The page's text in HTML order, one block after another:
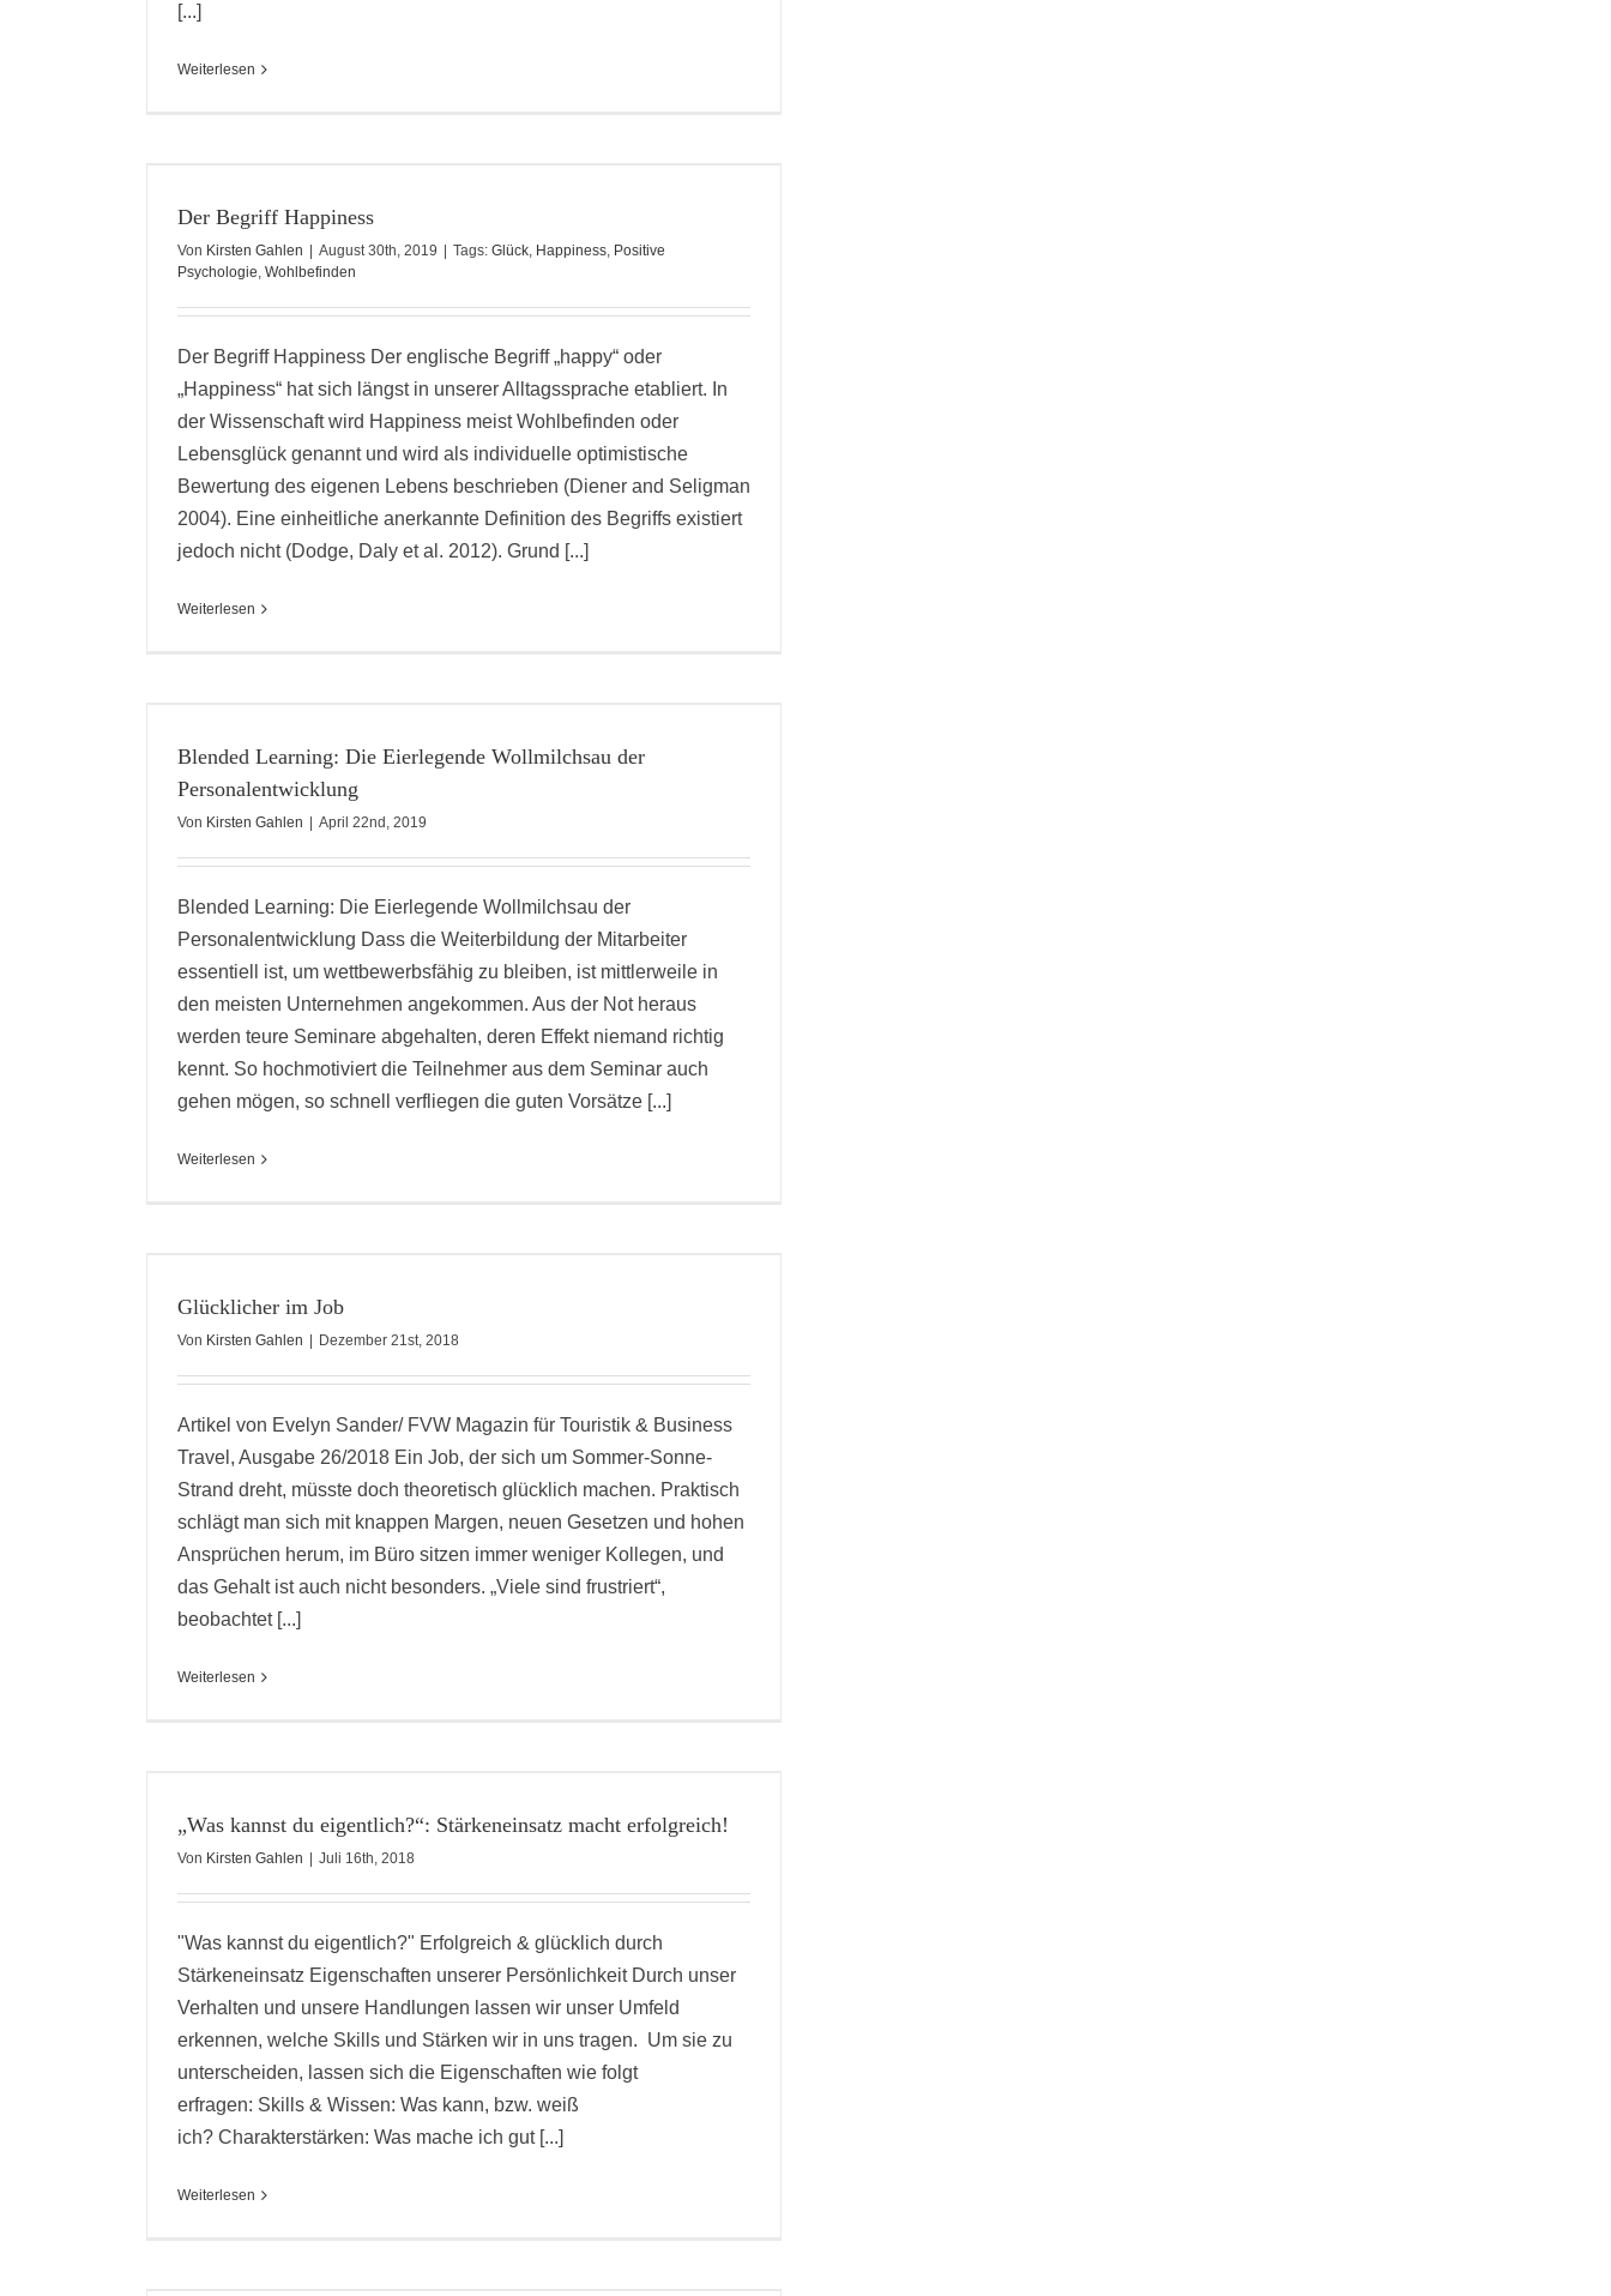
[...]
Weiterlesen
Der Begriff Happiness
Von Kirsten Gahlen August 30th, 2019 Tags: Glück, Happiness, Positive
Psychologie, Wohlbefinden
Der Begriff Happiness Der englische Begriff „happy“ oder
„Happiness“ hat sich längst in unserer Alltagssprache etabliert. In
der Wissenschaft wird Happiness meist Wohlbefinden oder
Lebensglück genannt und wird als individuelle optimistische
Bewertung des eigenen Lebens beschrieben (Diener and Seligman
2004). Eine einheitliche anerkannte Definition des Begriffs existiert
jedoch nicht (Dodge, Daly et al. 2012). Grund [...]
Weiterlesen
Blended Learning: Die Eierlegende Wollmilchsau der
Personalentwicklung
Von Kirsten Gahlen April 22nd, 2019
Blended Learning: Die Eierlegende Wollmilchsau der
Personalentwicklung Dass die Weiterbildung der Mitarbeiter
essentiell ist, um wettbewerbsfähig zu bleiben, ist mittlerweile in
den meisten Unternehmen angekommen. Aus der Not heraus
werden teure Seminare abgehalten, deren Effekt niemand richtig
kennt. So hochmotiviert die Teilnehmer aus dem Seminar auch
gehen mögen, so schnell verfliegen die guten Vorsätze [...]
Weiterlesen
Glücklicher im Job
Von Kirsten Gahlen Dezember 21st, 2018
Artikel von Evelyn Sander/ FVW Magazin für Touristik & Business
Travel, Ausgabe 26/2018 Ein Job, der sich um Sommer-Sonne-
Strand dreht, müsste doch theoretisch glücklich machen. Praktisch
schlägt man sich mit knappen Margen, neuen Gesetzen und hohen
Ansprüchen herum, im Büro sitzen immer weniger Kollegen, und
das Gehalt ist auch nicht besonders. „Viele sind frustriert“,
beobachtet [...]
Weiterlesen
„Was kannst du eigentlich?“: Stärkeneinsatz macht erfolgreich!
Von Kirsten Gahlen Juli 16th, 2018
"Was kannst du eigentlich?" Erfolgreich & glücklich durch
Stärkeneinsatz Eigenschaften unserer Persönlichkeit Durch unser
Verhalten und unsere Handlungen lassen wir unser Umfeld
erkennen, welche Skills und Stärken wir in uns tragen. Um sie zu
unterscheiden, lassen sich die Eigenschaften wie folgt
erfragen: Skills & Wissen: Was kann, bzw. weiß
ich? Charakterstärken: Was mache ich gut [...]
Weiterlesen